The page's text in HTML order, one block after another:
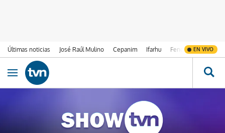
Últimas noticias José Raúl Mulino Cepanim Ifarhu Fenómeno de El
EN VIVO
Ir al contenido
Obrir navegació